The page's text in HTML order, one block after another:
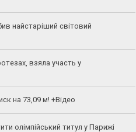
найстаріший світовий
взяла участь у
на 73,09 м! +Відео
олімпійський титул у Парижі